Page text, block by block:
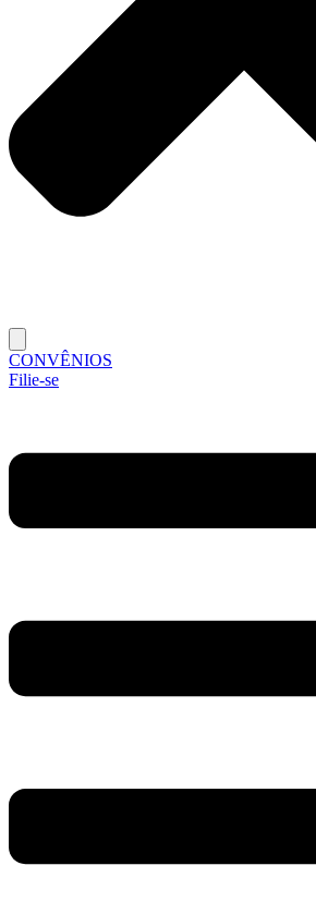
CONVÊNIOS
Filie-se